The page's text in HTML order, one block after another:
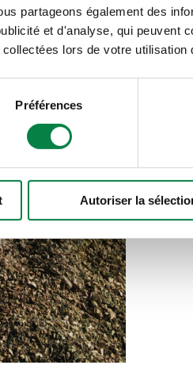
partageons également des
et d'analyse, qui peuvent
lors de votre utilisation
Préférences
Autoriser la
Avec
base
façon